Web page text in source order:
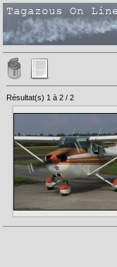
Résultat(s) 1 à 2 / 2